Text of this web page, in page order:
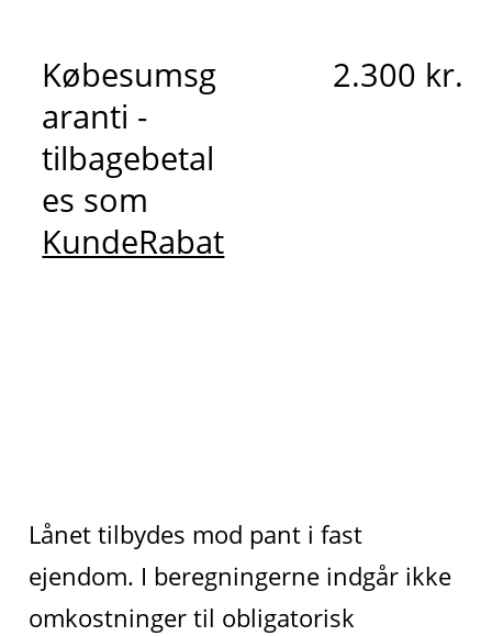
Købesumsg
aranti -
tilbagebetal
es som
KundeRabat
2.300 kr.
Lånet tilbydes mod pant i fast
ejendom. I beregningerne indgår ikke
omkostninger til obligatorisk